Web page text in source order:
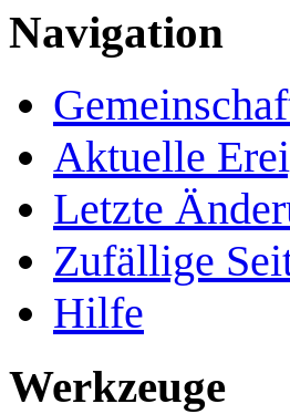
Navigation
Aktuelle
Letzte
Zufällige
Hilfe
Werkzeuge